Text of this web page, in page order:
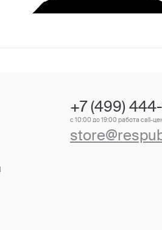
+7 (499)
с 10:00 до 19:00 работа call-